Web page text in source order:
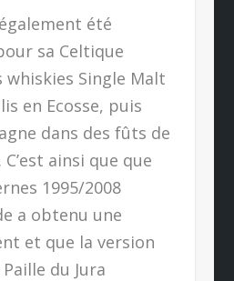
été
sa Celtique
whiskies Single Malt
en Ecosse, puis
dans des fûts de
ainsi que que
1995/2008
a obtenu une
et que la version
du Jura